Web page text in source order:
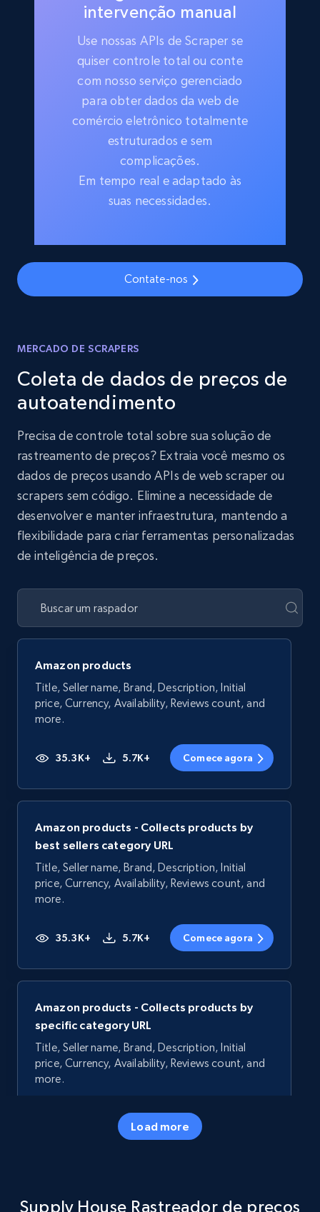
intervenção manual
Use nossas APIs de Scraper se
quiser controle total ou conte
com nosso serviço gerenciado
para obter dados da web de
comércio eletrônico totalmente
estruturados e sem
complicações.
Em tempo real e adaptado às
suas necessidades.
Contate-nos
MERCADO DE SCRAPERS
Coleta de dados de preços de
autoatendimento
Precisa de controle total sobre sua solução de
rastreamento de preços? Extraia você mesmo os
dados de preços usando APIs de web scraper ou
scrapers sem código. Elimine a necessidade de
desenvolver e manter infraestrutura, mantendo a
flexibilidade para criar ferramentas personalizadas
de inteligência de preços.
Amazon products
Title, Seller name, Brand, Description, Initial
price, Currency, Availability, Reviews count, and
more.
35.3K+ 5.7K+ Comece agora
Amazon products - Collects products by
best sellers category URL
Title, Seller name, Brand, Description, Initial
price, Currency, Availability, Reviews count, and
more.
35.3K+ 5.7K+ Comece agora
Amazon products - Collects products by
specific category URL
Title, Seller name, Brand, Description, Initial
price, Currency, Availability, Reviews count, and
more.
5.7K+ Comece agora
specific keywords
Load more
Supply House Rastreador de preços